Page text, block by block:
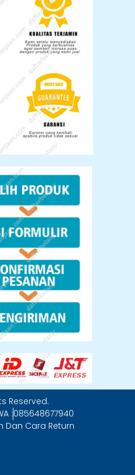
Reserved.
:085648677940
Dan Cara Return